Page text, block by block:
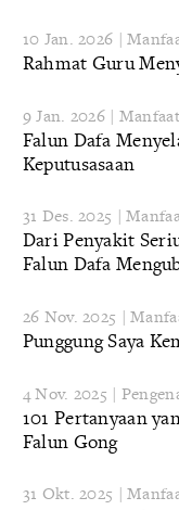
10 Jan. 2026 |
Rahmat Guru
9 Jan. 2026 |
Falun Dafa
Keputusasaan
31 Des. 2025 |
Dari Penyakit
Falun Dafa
26 Nov. 2025 |
Punggung Saya
4 Nov. 2025 |
101 Pertanyaan
Falun Gong
31 Okt. 2025 |